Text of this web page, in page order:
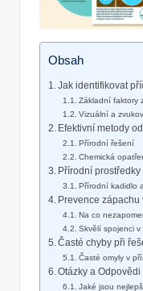
Obsah
Jak identifikovat
Základní faktory
Vizuální a
Efektivní metody
Přírodní řešení
Chemická
Přírodní
Přírodní kadidlo
Prevence
Na co
Skvělí spojenci
Časté chyby při
Časté omyly v
Otázky a Odpovědi
Jaké jsou